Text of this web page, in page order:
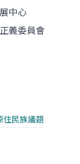
中心
義委員會
住民族議題